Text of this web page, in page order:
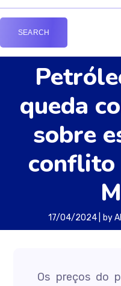
queda
sobre
conflito
17/04/2024 by
Os preços do